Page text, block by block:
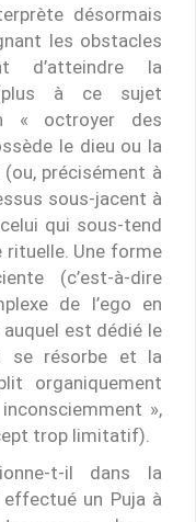
désormais
les obstacles
d’atteindre la
à ce sujet
« octroyer des
le dieu ou la
précisément à
sous-jacent à
qui sous-tend
Une forme
(c’est-à-dire
de l’ego en
est dédié le
se résorbe et la
organiquement
»,
trop limitatif).
t-il dans la
effectué un Puja à